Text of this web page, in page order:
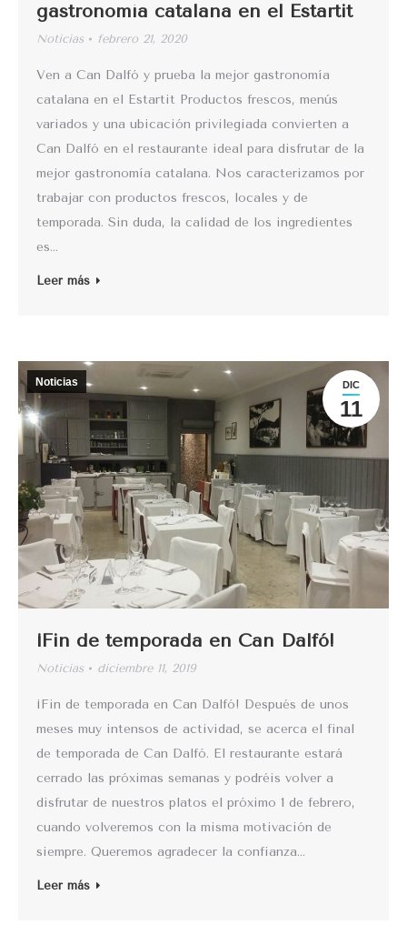
gastronomía catalana en el Estartit
Noticias febrero 21, 2020
Ven a Can Dalfó y prueba la mejor gastronomía
catalana en el Estartit Productos frescos, menús
variados y una ubicación privilegiada convierten a
Can Dalfó en el restaurante ideal para disfrutar de la
mejor gastronomía catalana. Nos caracterizamos por
trabajar con productos frescos, locales y de
temporada. Sin duda, la calidad de los ingredientes
es…
Leer más
DIC
11
Noticias
¡Fin de temporada en Can Dalfó!
Noticias diciembre 11, 2019
¡Fin de temporada en Can Dalfó! Después de unos
meses muy intensos de actividad, se acerca el final
de temporada de Can Dalfó. El restaurante estará
cerrado las próximas semanas y podréis volver a
disfrutar de nuestros platos el próximo 1 de febrero,
cuando volveremos con la misma motivación de
siempre. Queremos agradecer la confianza…
Leer más